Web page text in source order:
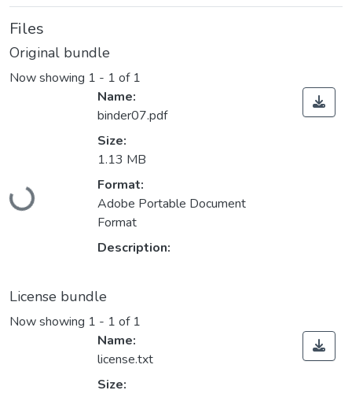
Files
Original bundle
Now showing 1 - 1 of 1
Loading...
Name:
binder07.pdf
Size:
1.13 MB
Format:
Adobe Portable Document
Format
Description:
License bundle
Now showing 1 - 1 of 1
Name:
license.txt
Size: